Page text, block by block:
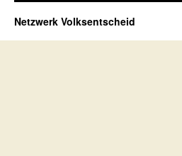
Netzwerk Volksentscheid